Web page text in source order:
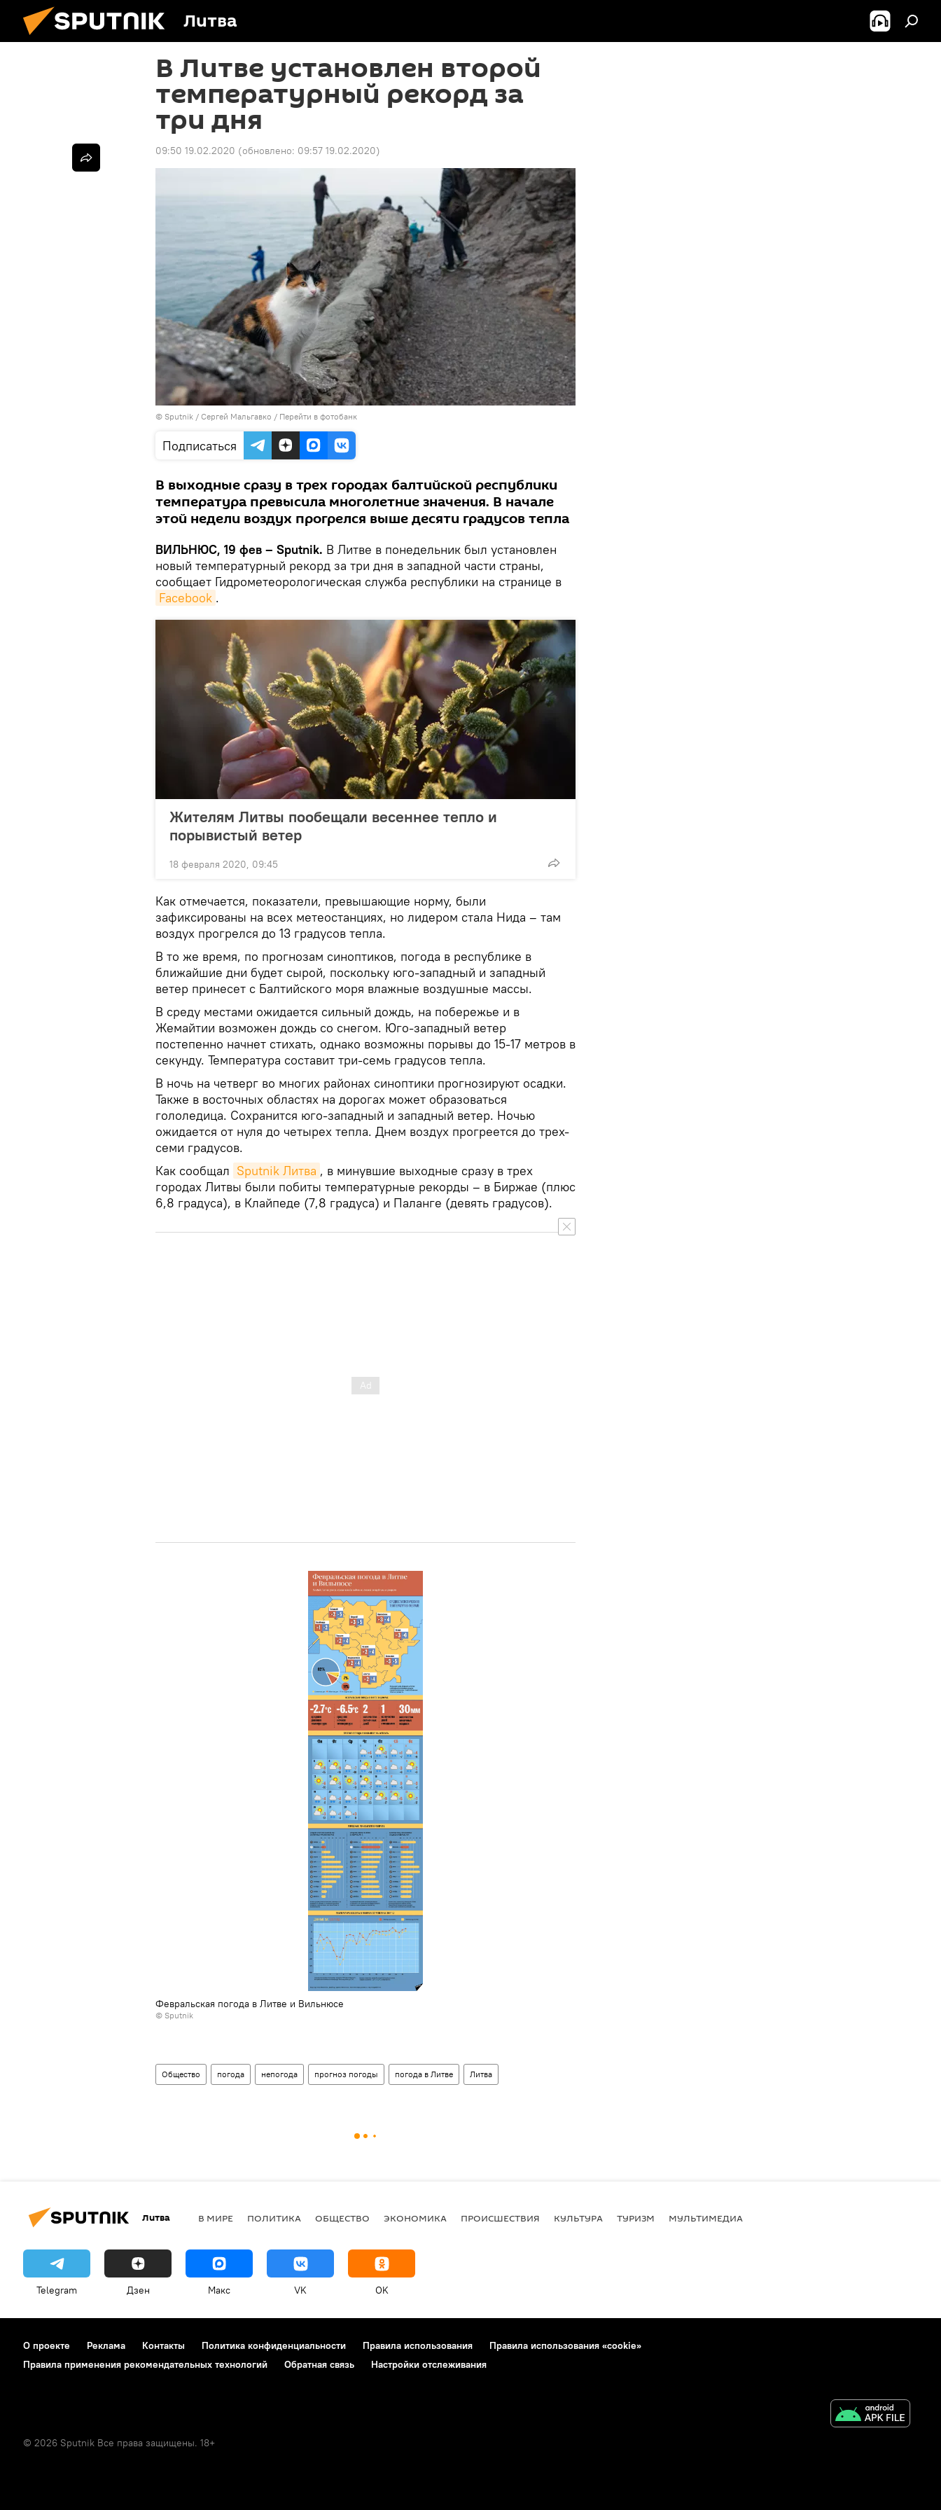
Литва
В Литве установлен второй
температурный рекорд за
три дня
09:50 19.02.2020 (обновлено: 09:57 19.02.2020)
© Sputnik / Сергей Мальгавко / Перейти в фотобанк
Подписаться
В выходные сразу в трех городах балтийской республики
температура превысила многолетние значения. В начале
этой недели воздух прогрелся выше десяти градусов тепла
ВИЛЬНЮС, 19 фев – Sputnik. В Литве в понедельник был установлен
новый температурный рекорд за три дня в западной части страны,
сообщает Гидрометеорологическая служба республики на странице в
Facebook .
Жителям Литвы пообещали весеннее тепло и
порывистый ветер
18 февраля 2020, 09:45
Как отмечается, показатели, превышающие норму, были
зафиксированы на всех метеостанциях, но лидером стала Нида – там
воздух прогрелся до 13 градусов тепла.
В то же время, по прогнозам синоптиков, погода в республике в
ближайшие дни будет сырой, поскольку юго-западный и западный
ветер принесет с Балтийского моря влажные воздушные массы.
В среду местами ожидается сильный дождь, на побережье и в
Жемайтии возможен дождь со снегом. Юго-западный ветер
постепенно начнет стихать, однако возможны порывы до 15-17 метров в
секунду. Температура составит три-семь градусов тепла.
В ночь на четверг во многих районах синоптики прогнозируют осадки.
Также в восточных областях на дорогах может образоваться
гололедица. Сохранится юго-западный и западный ветер. Ночью
ожидается от нуля до четырех тепла. Днем воздух прогреется до трех-
семи градусов.
Как сообщал Sputnik Литва , в минувшие выходные сразу в трех
городах Литвы были побиты температурные рекорды – в Биржае (плюс
6,8 градуса), в Клайпеде (7,8 градуса) и Паланге (девять градусов).
Февральская погода в Литве и Вильнюсе
© Sputnik
Общество погода непогода прогноз погоды погода в Литве Литва
Литва В МИРЕ ПОЛИТИКА ОБЩЕСТВО ЭКОНОМИКА ПРОИСШЕСТВИЯ КУЛЬТУРА ТУРИЗМ МУЛЬТИМЕДИА
Telegram Дзен Макс VK OK
О проекте Реклама Контакты Политика конфиденциальности Правила использования
Правила использования «cookie»
Правила применения рекомендательных технологий
Обратная связь Настройки отслеживания
© 2026 Sputnik Все права защищены. 18+